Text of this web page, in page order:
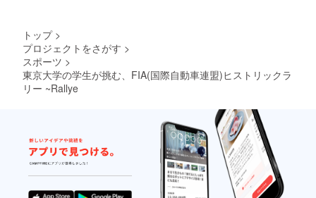
トップ >
プロジェクトをさがす >
スポーツ >
東京大学の学生が挑む、FIA(国際自動車連盟)ヒストリックラ
リー ~Rallye